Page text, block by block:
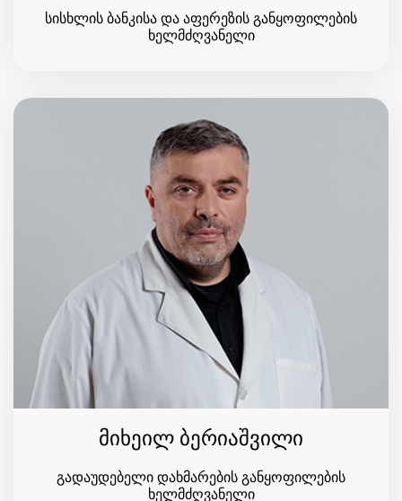
სისხლის ბანკისა და აფერეზის განყოფილების
ხელმძღვანელი
მიხეილ ბერიაშვილი
გადაუდებელი დახმარების განყოფილების
ხელმძღვანელი